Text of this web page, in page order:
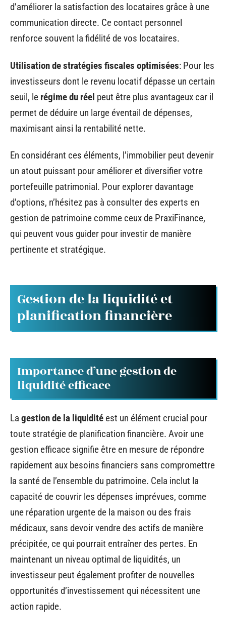
d’améliorer la satisfaction des locataires grâce à une
communication directe. Ce contact personnel
renforce souvent la fidélité de vos locataires.
Utilisation de stratégies fiscales optimisées: Pour les
investisseurs dont le revenu locatif dépasse un certain
seuil, le régime du réel peut être plus avantageux car il
permet de déduire un large éventail de dépenses,
maximisant ainsi la rentabilité nette.
En considérant ces éléments, l’immobilier peut devenir
un atout puissant pour améliorer et diversifier votre
portefeuille patrimonial. Pour explorer davantage
d’options, n’hésitez pas à consulter des experts en
gestion de patrimoine comme ceux de PraxiFinance,
qui peuvent vous guider pour investir de manière
pertinente et stratégique.
Gestion de la liquidité et
planification financière
Importance d’une gestion de
liquidité efficace
La gestion de la liquidité est un élément crucial pour
toute stratégie de planification financière. Avoir une
gestion efficace signifie être en mesure de répondre
rapidement aux besoins financiers sans compromettre
la santé de l’ensemble du patrimoine. Cela inclut la
capacité de couvrir les dépenses imprévues, comme
une réparation urgente de la maison ou des frais
médicaux, sans devoir vendre des actifs de manière
précipitée, ce qui pourrait entraîner des pertes. En
maintenant un niveau optimal de liquidités, un
investisseur peut également profiter de nouvelles
opportunités d’investissement qui nécessitent une
action rapide.